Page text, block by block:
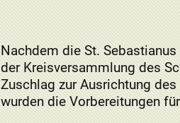
Nachdem die St.
der Kreisversammlung des
Zuschlag zur Ausrichtung
wurden die Vorbereitungen